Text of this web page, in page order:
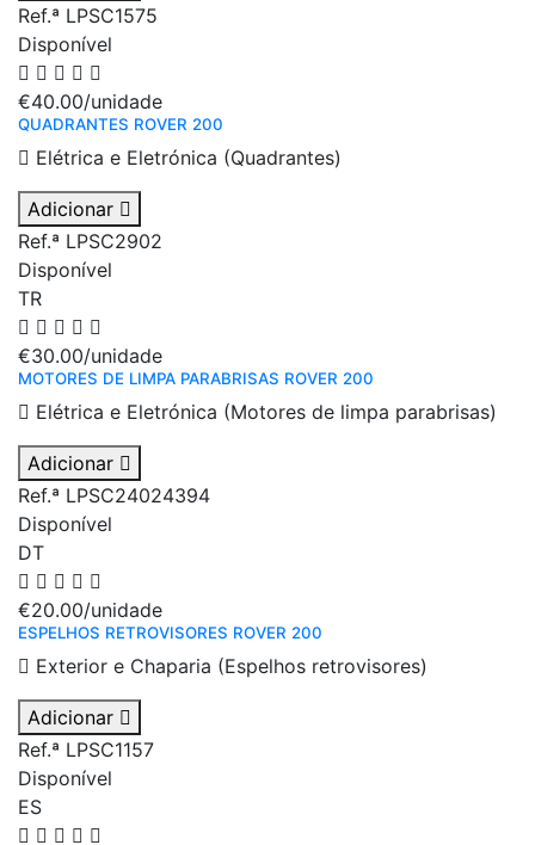
Ref.ª LPSC1575
Disponível
€40.00/unidade
QUADRANTES ROVER 200
Elétrica e Eletrónica (Quadrantes)
Adicionar
Ref.ª LPSC2902
Disponível
TR
€30.00/unidade
MOTORES DE LIMPA PARABRISAS ROVER 200
Elétrica e Eletrónica (Motores de limpa parabrisas)
Adicionar
Ref.ª LPSC24024394
Disponível
DT
€20.00/unidade
ESPELHOS RETROVISORES ROVER 200
Exterior e Chaparia (Espelhos retrovisores)
Adicionar
Ref.ª LPSC1157
Disponível
ES